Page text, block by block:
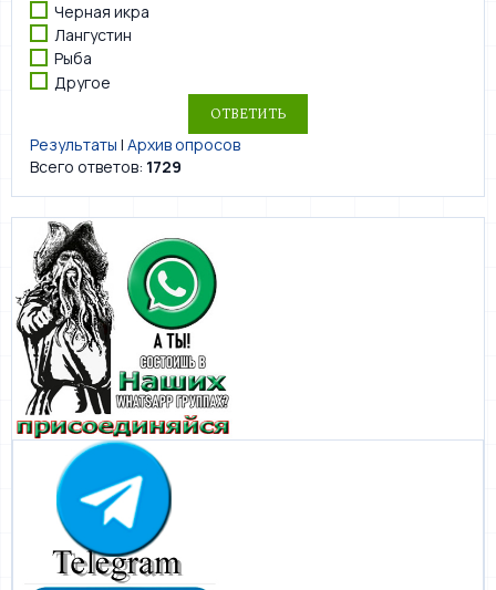
Черная икра
Лангустин
Рыба
Другое
Результаты | Архив опросов
Всего ответов: 1729